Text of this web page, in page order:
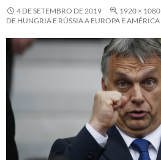
4 DE SETEMBRO DE 2019 1920 × 1080
DE HUNGRIA E RÚSSIA A EUROPA E AMÉRICA